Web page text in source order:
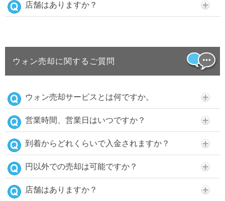
店舗はありますか？
ウォン売却に関するご質問
ウォン売却サービスとは何ですか。
営業時間、営業日はいつですか？
到着からどれくらいで入金されますか？
円以外での売却は可能ですか？
店舗はありますか？